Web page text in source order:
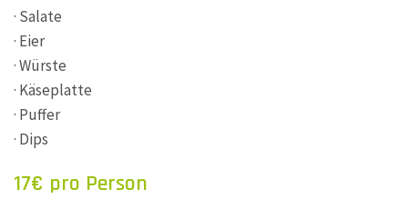
· Salate
· Eier
· Würste
· Käseplatte
· Puffer
· Dips
17€ pro Person